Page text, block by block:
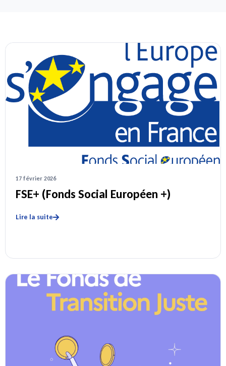
17 février 2026
FSE+ (Fonds Social Européen +)
Lire la suite